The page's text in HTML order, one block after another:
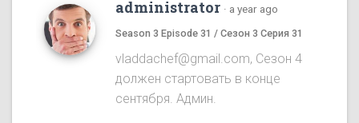
administrator · a year ago
Season 3 Episode 31 / Сезон 3 Серия 31
vladdachef@gmail.com, Сезон 4
должен стартовать в конце
сентября. Админ.